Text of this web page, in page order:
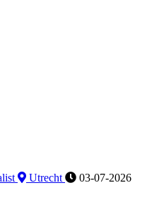
Utrecht 03-07-2026